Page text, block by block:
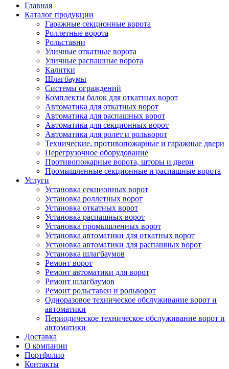
Главная
Каталог продукции
Гаражные секционные ворота
Роллетные ворота
Рольставни
Уличные откатные ворота
Уличные распашные ворота
Калитки
Шлагбаумы
Системы ограждений
Комплекты балок для откатных ворот
Автоматика для откатных ворот
Автоматика для распашных ворот
Автоматика для секционных ворот
Автоматика для ролет и рольворот
Технические, противопожарные и гаражные двери
Перегрузочное оборудование
Противопожарные ворота, шторы и двери
Промышленные секционные и распашные ворота
Услуги
Установка секционных ворот
Установка роллетных ворот
Установка откатных ворот
Установка распашных ворот
Установка промышленных ворот
Установка автоматики для откатных ворот
Установка автоматики для распашных ворот
Установка шлагбаумов
Ремонт ворот
Ремонт автоматики для ворот
Ремонт шлагбаумов
Ремонт рольставен и рольворот
Одноразовое техническое обслуживание ворот и
автоматики
Периодическое техническое обслуживание ворот и
автоматики
Доставка
О компании
Портфолио
Контакты